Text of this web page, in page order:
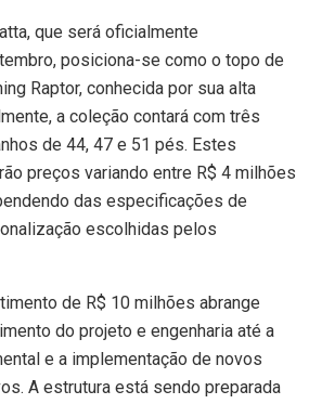
que será oficialmente
posiciona-se como o topo de
Raptor, conhecida por sua alta
a coleção contará com três
de 44, 47 e 51 pés. Estes
preços variando entre R$ 4 milhões
das especificações de
escolhidas pelos
de R$ 10 milhões abrange
do projeto e engenharia até a
e a implementação de novos
A estrutura está sendo preparada